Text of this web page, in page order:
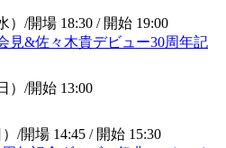
） /開場 18:30 / 開始 19:00
見&佐々木貴デビュー30周年記
） /開始 13:00
/開場 14:45 / 開始 15:30